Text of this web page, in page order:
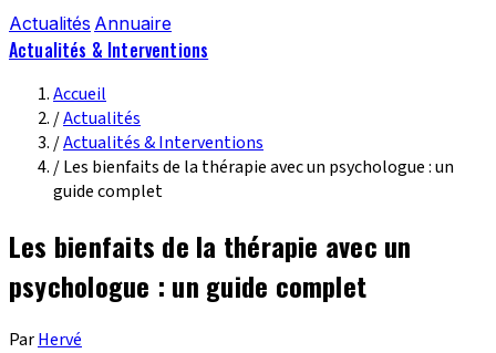
Actualités Annuaire
Actualités & Interventions
Accueil
/Actualités
/Actualités & Interventions
/Les bienfaits de la thérapie avec un psychologue : un
guide complet
Les bienfaits de la thérapie avec un
psychologue : un guide complet
ParHervé